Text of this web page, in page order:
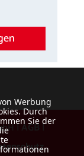
|AGB |
Werbung
Durch
Sie der